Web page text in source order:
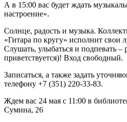
А в 15:00 вас будет ждать
настроение».
Солнце, радость и музыка.
«Гитара по кругу» исполнит свои
Слушать, улыбаться и подпевать –
приветствуется)! Вход свободный.
Записаться, а также задать
телефону +7 (351) 220-33-83.
Ждем вас 24 мая с 11:00 в
Сумина, 26